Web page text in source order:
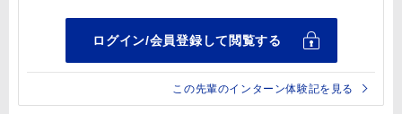
この先輩のインターン体験記を見る